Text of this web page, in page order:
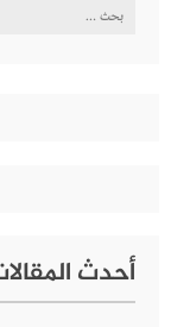
البحث
أحدث